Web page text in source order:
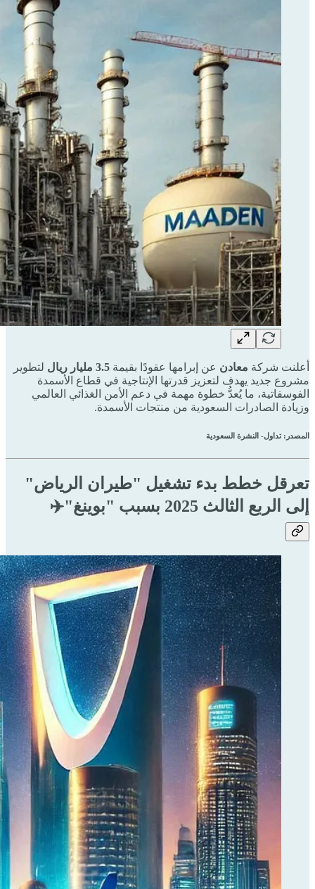
أعلنت شركة معادن عن إبرامها عقودًا بقيمة
لتطوير
مشروع جديد يهدف لتعزيز قدرتها الإنتاجية في قطاع الأسمدة
الفوسفاتية، ما يُعدُّ خطوة مهمة في دعم الأمن الغذائي العالمي
وزيادة الصادرات السعودية من منتجات الأسمدة.
المصدر: تداول- النشرة السعودية
تعرقل خطط بدء تشغيل "طيران الرياض"
إلى الربع الثالث 2025 بسبب "بوينغ"✈️